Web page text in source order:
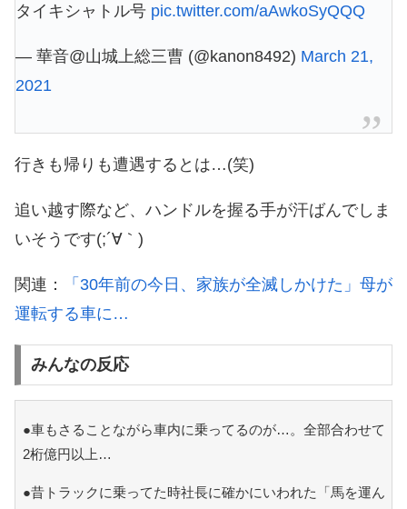
タイキシャトル号 pic.twitter.com/aAwkoSyQQQ
— 華音@山城上総三曹 (@kanon8492) March 21,
2021
行きも帰りも遭遇するとは…(笑)
追い越す際など、ハンドルを握る手が汗ばんでしま
いそうです(;´∀｀)
関連：
「30年前の今日、家族が全滅しかけた」母が
運転する車に…
みんなの反応
●車もさることながら車内に乗ってるのが…。全部合わせて
2桁億円以上…
●昔トラックに乗ってた時社長に確かにいわれた「馬を運ん